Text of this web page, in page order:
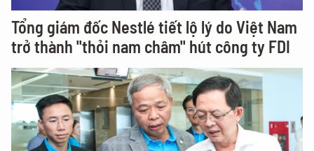
Tổng giám đốc Nestlé tiết lộ lý do Việt Nam
trở thành "thỏi nam châm" hút công ty FDI